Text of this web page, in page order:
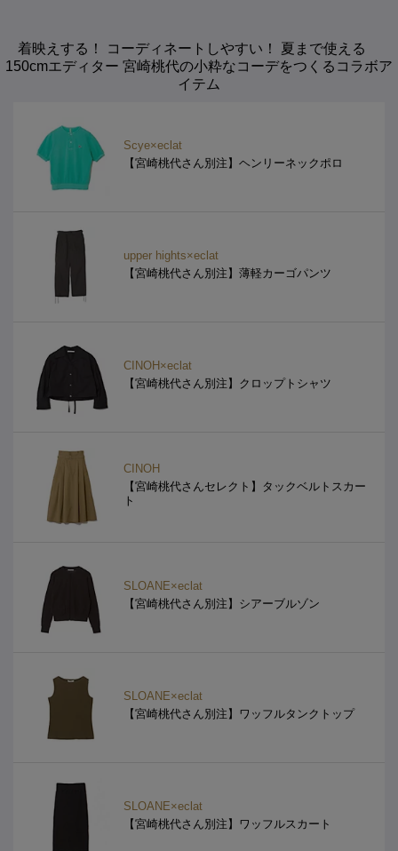
着映えする！ コーディネートしやすい！ 夏まで使える
150cmエディター 宮崎桃代の小粋なコーデをつくるコラボア
イテム
Scye×eclat
【宮崎桃代さん別注】ヘンリーネックポロ
upper hights×eclat
【宮崎桃代さん別注】薄軽カーゴパンツ
CINOH×eclat
【宮崎桃代さん別注】クロップトシャツ
CINOH
【宮崎桃代さんセレクト】タックベルトスカー
ト
SLOANE×eclat
【宮崎桃代さん別注】シアーブルゾン
SLOANE×eclat
【宮崎桃代さん別注】ワッフルタンクトップ
SLOANE×eclat
【宮崎桃代さん別注】ワッフルスカート